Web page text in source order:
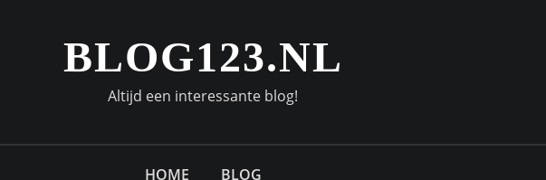
BLOG123.NL
Altijd een interessante blog!
HOME BLOG